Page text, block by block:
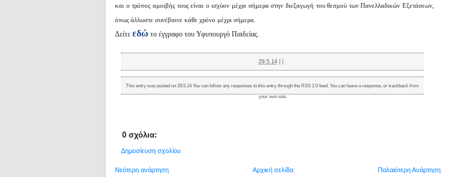
και ο τρόπος αμοιβής τους είναι ο ισχύον μέχρι σήμερα στην διεξαγωγή του θεσμού των Πανελλαδικών Εξετάσεων,
όπως άλλωστε συνέβαινε κάθε χρόνο μέχρι σήμερα.
Δείτε εδώ το έγγραφο του Υφυπουργό Παιδείας.
29.5.14
This entry was posted on 29.5.14 You can follow any responses to this entry through the RSS 2.0 feed. You can leave a response, ortrackback from
your own site.
0 σχόλια:
Δημοσίευση σχολίου
Νεότερη ανάρτηση Παλαιότερη Ανάρτηση
Αρχική σελίδα